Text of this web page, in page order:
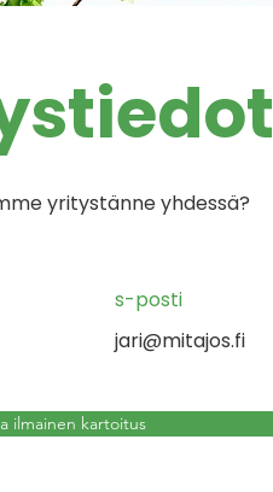
yritystänne yhdessä?
s-posti
jari@mitajos.fi
ilmainen kartoitus